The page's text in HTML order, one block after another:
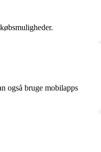
også bruge mobilapps